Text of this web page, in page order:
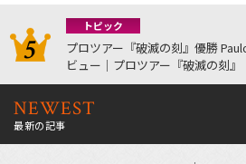
トピック
プロツアー『破滅の刻』優勝
ビュー｜プロツアー『破滅の刻』
NEWEST
最新の記事